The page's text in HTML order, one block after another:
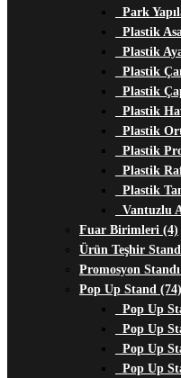
Park
Plastik
Plastik
Plastik
Plastik
Plastik
Plastik
Plastik
Plastik
Plastik
Vantuzlu
Fuar Birimleri (4)
Ürün Teşhir
Promosyon
Pop Up Stand (74)
Pop Up
Pop Up
Pop Up
Pop Up